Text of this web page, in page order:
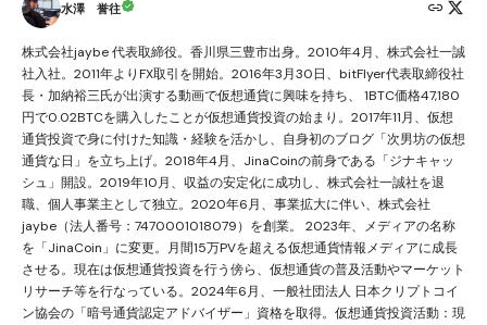
水澤 誉往
株式会社jaybe 代表取締役。香川県三豊市出身。2010年4月、株式会社一誠
社入社。2011年よりFX取引を開始。2016年3月30日、bitFlyer代表取締役社
長・加納裕三氏が出演する動画で仮想通貨に興味を持ち、 1BTC価格47,180
円で0.02BTCを購入したことが仮想通貨投資の始まり。2017年11月、仮想
通貨投資で身に付けた知識・経験を活かし、自身初のブログ「次男坊の仮想
通貨な日」を立ち上げ。2018年4月、JinaCoinの前身である「ジナキャッ
シュ」開設。2019年10月、収益の安定化に成功し、株式会社一誠社を退
職、個人事業主として独立。2020年6月、事業拡大に伴い、株式会社
jaybe（法人番号：7470001018079）を創業。 2023年、メディアの名称
を「JinaCoin」に変更。月間15万PVを超える仮想通貨情報メディアに成長
させる。現在は仮想通貨投資を行う傍ら、仮想通貨の普及活動やマーケット
リサーチ等を行なっている。2024年6月、一般社団法人 日本クリプトコイ
ン協会の「暗号通貨認定アドバイザー」資格を取得。仮想通貨投資活動：現